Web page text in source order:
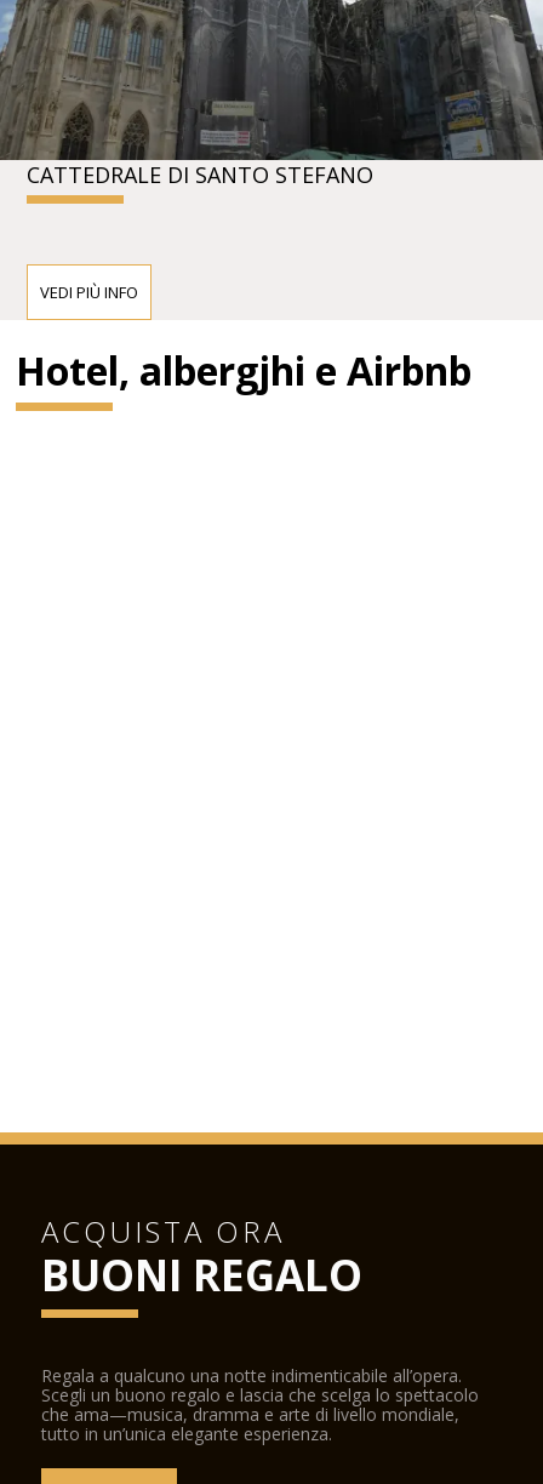
CATTEDRALE DI SANTO STEFANO
VEDI PIÙ INFO
Hotel, albergjhi e Airbnb
ACQUISTA ORA
BUONI REGALO
Regala a qualcuno una notte indimenticabile all’opera.
Scegli un buono regalo e lascia che scelga lo spettacolo
che ama—musica, dramma e arte di livello mondiale,
tutto in un’unica elegante esperienza.